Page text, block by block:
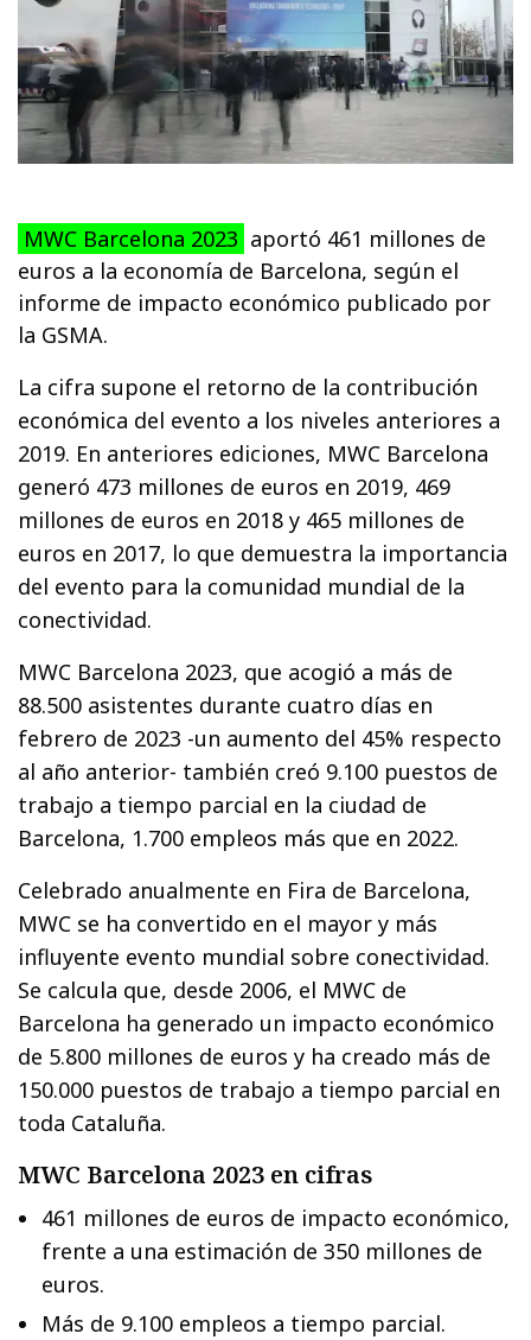
MWC Barcelona 2023 aportó 461 millones de
euros a la economía de Barcelona, según el
informe de impacto económico publicado por
la GSMA.
La cifra supone el retorno de la contribución
económica del evento a los niveles anteriores a
2019. En anteriores ediciones, MWC Barcelona
generó 473 millones de euros en 2019, 469
millones de euros en 2018 y 465 millones de
euros en 2017, lo que demuestra la importancia
del evento para la comunidad mundial de la
conectividad.
MWC Barcelona 2023, que acogió a más de
88.500 asistentes durante cuatro días en
febrero de 2023 -un aumento del 45% respecto
al año anterior- también creó 9.100 puestos de
trabajo a tiempo parcial en la ciudad de
Barcelona, 1.700 empleos más que en 2022.
Celebrado anualmente en Fira de Barcelona,
MWC se ha convertido en el mayor y más
influyente evento mundial sobre conectividad.
Se calcula que, desde 2006, el MWC de
Barcelona ha generado un impacto económico
de 5.800 millones de euros y ha creado más de
150.000 puestos de trabajo a tiempo parcial en
toda Cataluña.
MWC Barcelona 2023 en cifras
461 millones de euros de impacto económico,
frente a una estimación de 350 millones de
euros.
Más de 9.100 empleos a tiempo parcial.